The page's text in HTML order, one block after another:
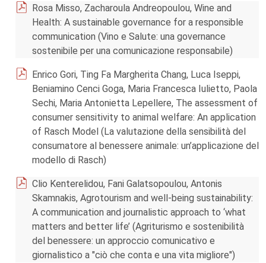
Rosa Misso, Zacharoula Andreopoulou, Wine and
Health: A sustainable governance for a responsible
communication (Vino e Salute: una governance
sostenibile per una comunicazione responsabile)
Enrico Gori, Ting Fa Margherita Chang, Luca Iseppi,
Beniamino Cenci Goga, Maria Francesca Iulietto, Paola
Sechi, Maria Antonietta Lepellere, The assessment of
consumer sensitivity to animal welfare: An application
of Rasch Model (La valutazione della sensibilità del
consumatore al benessere animale: un’applicazione del
modello di Rasch)
Clio Kenterelidou, Fani Galatsopoulou, Antonis
Skamnakis, Agrotourism and well-being sustainability:
A communication and journalistic approach to ‘what
matters and better life’ (Agriturismo e sostenibilità
del benessere: un approccio comunicativo e
giornalistico a "ciò che conta e una vita migliore")